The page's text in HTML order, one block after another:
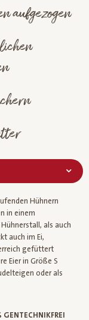
aufgezogen
Hühnern
in einem
als auch
auch im Ei,
gefüttert
Eier in Größe S
oder als
GENTECHNIKFREI